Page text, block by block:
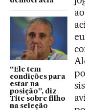
“Ele tem
condições para
estar na
posição”, diz
Tite sobre filho
na seleção